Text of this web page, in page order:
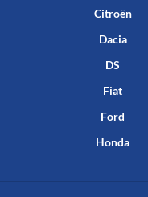
Citroën
Dacia
DS
Fiat
Ford
Honda